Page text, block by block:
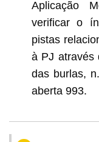
Aplicação
verificar o
pistas
à PJ através
das burlas,
aberta 993.